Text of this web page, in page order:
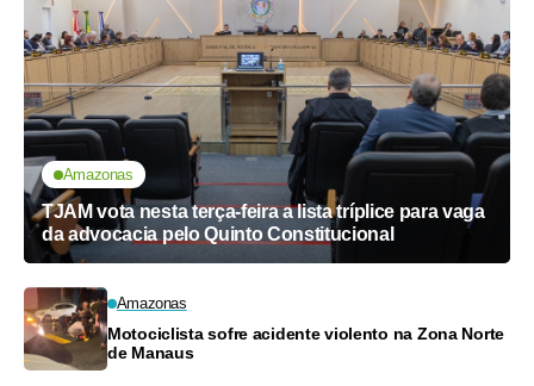
Amazonas
TJAM vota nesta terça-feira a lista tríplice para vaga
da advocacia pelo Quinto Constitucional
Amazonas
Motociclista sofre acidente violento na Zona Norte
de Manaus